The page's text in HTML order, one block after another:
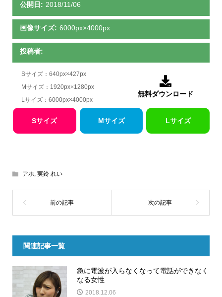
公開日: 2018/11/06
画像サイズ: 6000px×4000px
投稿者:
Sサイズ：640px×427px
Mサイズ：1920px×1280px
Lサイズ：6000px×4000px

無料ダウンロード
Sサイズ Mサイズ Lサイズ
アホ, 実鈴 れい
関連記事一覧
急に電波が入らなくなって電話ができなく
なる女性
2018.12.06